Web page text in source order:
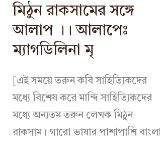
মিঠুন রাকসামের সঙ্গে
আলাপ ।। আলাপেঃ
ম্যাগডিলিনা মৃ
[এই সময়ে তরুন কবি সাহিত্যিকদের
মধ্যে বিশেষ করে মান্দি সাহিত্যিকদের
মধ্যে অন্যতম তরুন লেখক মিঠুন
রাকসাম। গারো ভাষার পাশাপাশি বাংলা